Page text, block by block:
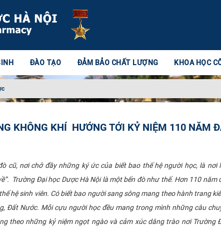
ĐÀO TẠO ĐẢM BẢO CHẤT LƯỢNG KHOA HỌC
KHÔNG KHÍ HƯỚNG TỚI KỶ NIỆM 110 NĂM
cũ, nơi chở đầy những ký ức của biết bao thế hệ người học, là nơi
Trường Đại học Dược Hà Nội là một bến đò như thế. Hơn 110 năm
hệ sinh viên. Có biết bao người sang sông mang theo hành trang
Đất Nước. Mỗi cựu người học đều mang trong mình những câu
theo những kỷ niệm ngọt ngào và cảm xúc dâng trào nơi Trường